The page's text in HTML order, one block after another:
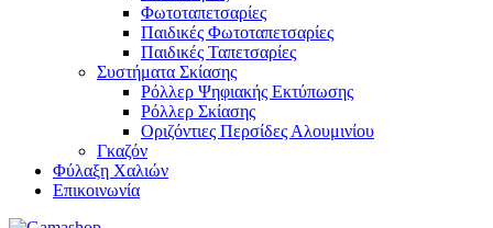
Φωτοταπετσαρίες
Παιδικές Φωτοταπετσαρίες
Παιδικές Ταπετσαρίες
Συστήματα Σκίασης
Ρόλλερ Ψηφιακής Εκτύπωσης
Ρόλλερ Σκίασης
Οριζόντιες Περσίδες Αλουμινίου
Γκαζόν
Φύλαξη Χαλιών
Επικοινωνία